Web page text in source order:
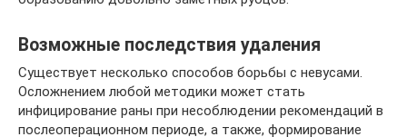
Возможные последствия удаления
Существует несколько способов борьбы с невусами.
Осложнением любой методики может стать
инфицирование раны при несоблюдении рекомендаций в
послеоперационном периоде, а также, формирование